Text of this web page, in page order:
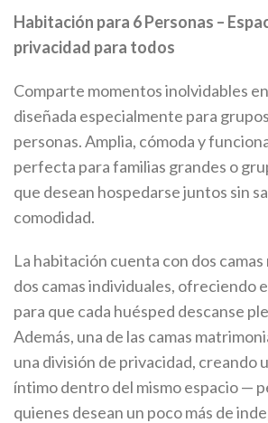
Habitación para 6 Personas –
privacidad para todos
Comparte momentos inolvidables
diseñada especialmente para
personas. Amplia, cómoda y
perfecta para familias grandes o
que desean hospedarse juntos sin
comodidad.
La habitación cuenta con dos
dos camas individuales, ofreciendo
para que cada huésped descanse
Además, una de las camas
una división de privacidad, creando
íntimo dentro del mismo espacio —
quienes desean un poco más de